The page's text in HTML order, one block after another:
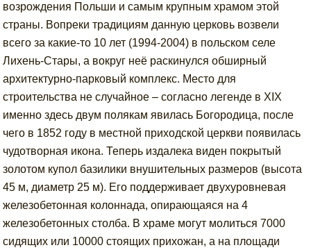
возрождения Польши и самым крупным храмом этой
страны. Вопреки традициям данную церковь возвели
всего за какие-то 10 лет (1994-2004) в польском селе
Лихень-Стары, а вокруг неё раскинулся обширный
архитектурно-парковый комплекс. Место для
строительства не случайное – согласно легенде в XIX
именно здесь двум полякам явилась Богородица, после
чего в 1852 году в местной приходской церкви появилась
чудотворная икона. Теперь издалека виден покрытый
золотом купол базилики внушительных размеров (высота
45 м, диаметр 25 м). Его поддерживает двухуровневая
железобетонная колоннада, опирающаяся на 4
железобетонных столба. В храме могут молиться 7000
сидящих или 10000 стоящих прихожан, а на площади